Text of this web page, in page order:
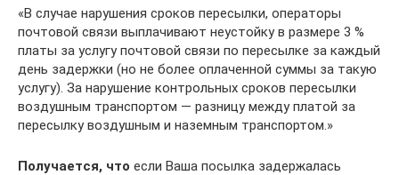
«В случае нарушения сроков пересылки, операторы
почтовой связи выплачивают неустойку в размере 3 %
платы за услугу почтовой связи по пересылке за каждый
день задержки (но не более оплаченной суммы за такую
услугу). За нарушение контрольных сроков пересылки
воздушным транспортом — разницу между платой за
пересылку воздушным и наземным транспортом.»
Получается, что если Ваша посылка задержалась